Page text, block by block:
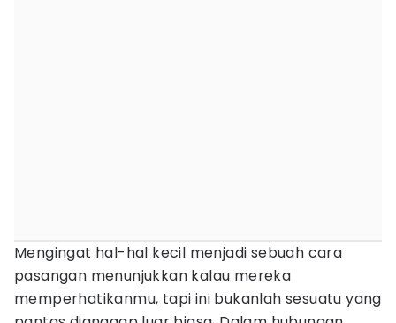
Mengingat hal-hal kecil menjadi sebuah cara
pasangan menunjukkan kalau mereka
memperhatikanmu, tapi ini bukanlah sesuatu yang